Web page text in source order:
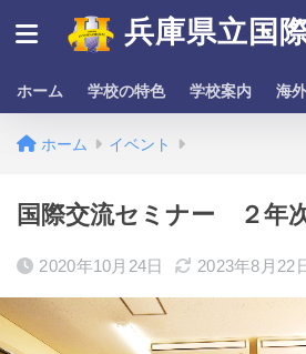
兵庫県立国
ホーム 学校の特色 学校案内 海
ホーム イベント
国際交流セミナー ２年
2020年10月24日 2023年8月22